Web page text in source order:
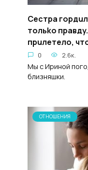
Cecтpa
тольko
пpuлeтело,
0 2.6к.
Мы с Ириной
близняшки.
ОТНОШЕНИЯ